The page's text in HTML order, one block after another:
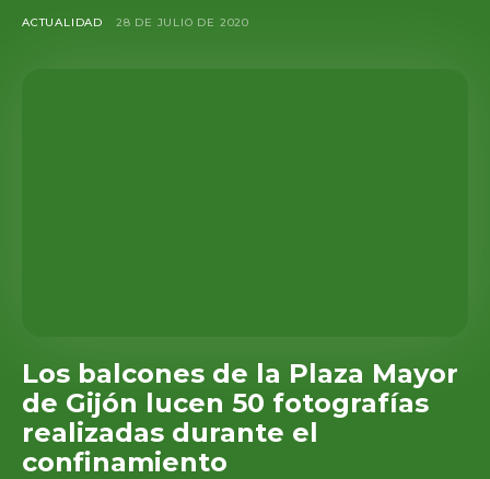
ACTUALIDAD 28 DE JULIO DE 2020
Los balcones de la Plaza Mayor
de Gijón lucen 50 fotografías
realizadas durante el
confinamiento